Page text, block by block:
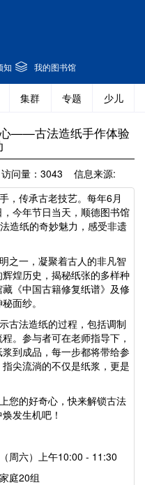
知 我的图书馆
集群 专题 少儿
——古法造纸手作体验
问量：3043 信息来源:
，传承古老技艺。每年6月
今年节日当天， 顺德图书馆
造纸的奇妙魅力，感受非遗
之一，凝聚着古人的非凡智
煌历史，揭秘纸张的多样种
藏《中国古籍修复纸谱》及修
面纱。
古法造纸的过程，包括调制
程。参与者可在老师指导下，
到成品， 每一步都将带给参
指尖流淌的不仅是纸浆，更是
您的好奇心，快来解锁古法
发生机吧！
周六）上午10:00 - 11:30
庭20组